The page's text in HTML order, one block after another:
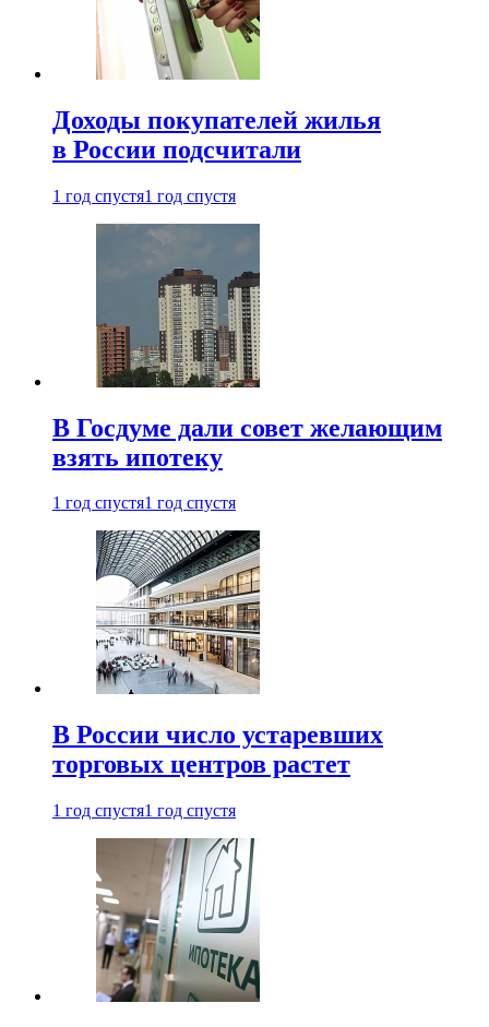
Доходы покупателей жилья
в России подсчитали
1 год спустя1 год спустя
В Госдуме дали совет желающим
взять ипотеку
1 год спустя1 год спустя
В России число устаревших
торговых центров растет
1 год спустя1 год спустя